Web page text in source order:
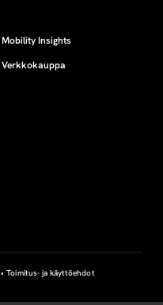
Mobility Insights
Verkkokauppa
•Toimitus- ja käyttöehdot